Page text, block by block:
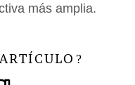
más amplia.
?